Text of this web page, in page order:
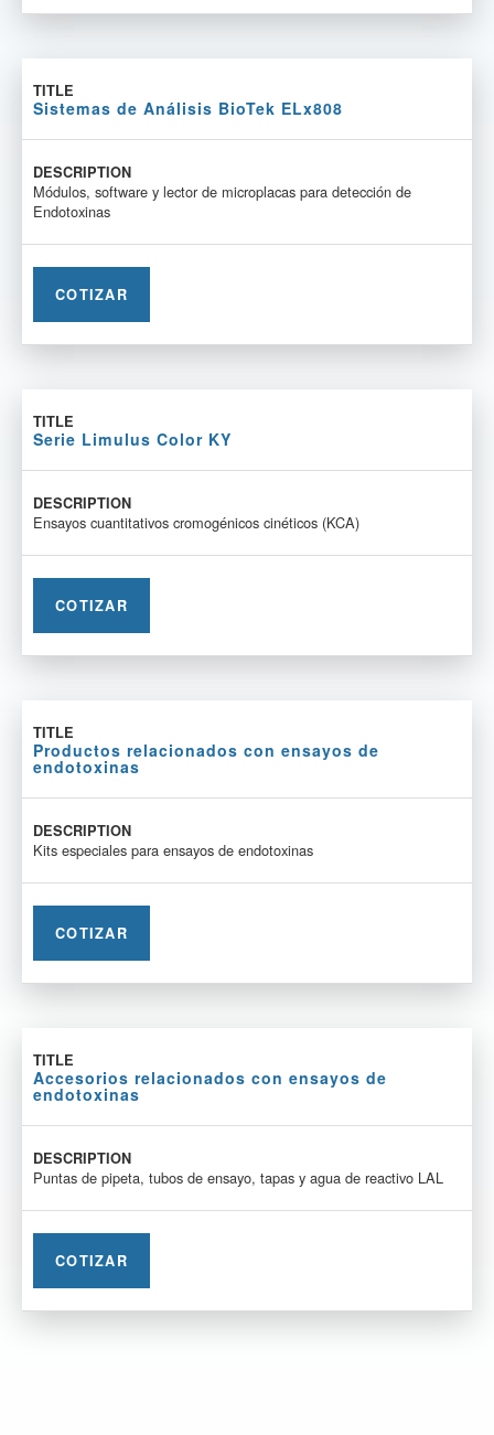
Sistemas de Análisis BioTek ELx808
Módulos, software y lector de microplacas para detección de
Endotoxinas
COTIZAR
Serie Limulus Color KY
Ensayos cuantitativos cromogénicos cinéticos (KCA)
COTIZAR
Productos relacionados con ensayos de
endotoxinas
Kits especiales para ensayos de endotoxinas
COTIZAR
Accesorios relacionados con ensayos de
endotoxinas
Puntas de pipeta, tubos de ensayo, tapas y agua de reactivo LAL
COTIZAR